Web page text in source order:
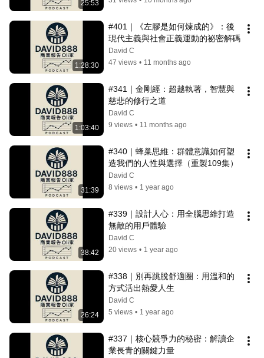
25:53
1:28:30
#401｜《左膠是如何煉成的》：後
現代主義與社會正義運動的祕密解碼
David C
47 views • 11 months ago
1:03:40
#341｜金剛經：超越執著，智慧與
慈悲的修行之道
David C
9 views • 11 months ago
31:39
#340｜蜂巢思維：群體意識如何塑
造我們的人性與選擇（重製109集）
David C
8 views • 1 year ago
38:42
#339｜設計人心：用全腦思維打造
無敵的用戶體驗
David C
20 views • 1 year ago
26:24
#338｜別再跳脫舒適圈：用溫和的
方式活出熱愛人生
David C
5 views • 1 year ago
#337｜核心競爭力的秘密：解讀企
業長青的關鍵力量